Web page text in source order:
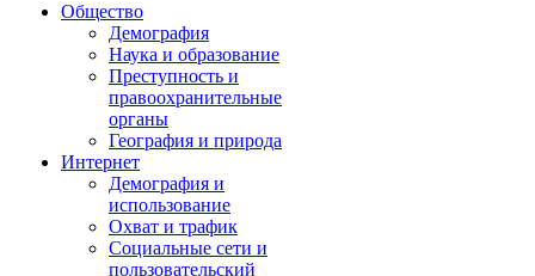
Общество
Демография
Наука и образование
Преступность и
правоохранительные
органы
География и природа
Интернет
Демография и
использование
Охват и трафик
Социальные сети и
пользовательский